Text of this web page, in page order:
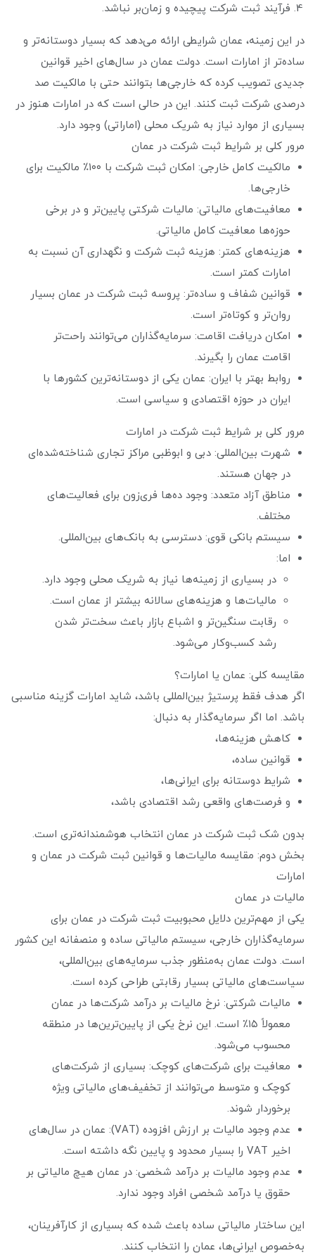
فرآیند ثبت شرکت پیچیده و زمان‌بر نباشد.
در این زمینه، عمان شرایطی ارائه می‌دهد که بسیار دوستانه‌تر و
ساده‌تر از امارات است. دولت عمان در سال‌های اخیر قوانین
جدیدی تصویب کرده که خارجی‌ها بتوانند حتی با مالکیت صد
درصدی شرکت ثبت کنند. این در حالی است که در امارات هنوز در
بسیاری از موارد نیاز به شریک محلی (اماراتی) وجود دارد.
مرور کلی بر شرایط ثبت شرکت در عمان
مالکیت کامل خارجی: امکان ثبت شرکت با ۱۰۰٪ مالکیت برای
خارجی‌ها.
معافیت‌های مالیاتی: مالیات شرکتی پایین‌تر و در برخی
حوزه‌ها معافیت کامل مالیاتی.
هزینه‌های کمتر: هزینه ثبت شرکت و نگهداری آن نسبت به
امارات کمتر است.
قوانین شفاف و ساده‌تر: پروسه ثبت شرکت در عمان بسیار
روان‌تر و کوتاه‌تر است.
امکان دریافت اقامت: سرمایه‌گذاران می‌توانند راحت‌تر
اقامت عمان را بگیرند.
روابط بهتر با ایران: عمان یکی از دوستانه‌ترین کشورها با
ایران در حوزه اقتصادی و سیاسی است.
مرور کلی بر شرایط ثبت شرکت در امارات
شهرت بین‌المللی: دبی و ابوظبی مراکز تجاری شناخته‌شده‌ای
در جهان هستند.
مناطق آزاد متعدد: وجود ده‌ها فری‌زون برای فعالیت‌های
مختلف.
سیستم بانکی قوی: دسترسی به بانک‌های بین‌المللی.
اما:
در بسیاری از زمینه‌ها نیاز به شریک محلی وجود دارد.
مالیات‌ها و هزینه‌های سالانه بیشتر از عمان است.
رقابت سنگین‌تر و اشباع بازار باعث سخت‌تر شدن
رشد کسب‌وکار می‌شود.
مقایسه کلی: عمان یا امارات؟
اگر هدف فقط پرستیژ بین‌المللی باشد، شاید امارات گزینه مناسبی
باشد. اما اگر سرمایه‌گذار به دنبال:
کاهش هزینه‌ها،
قوانین ساده،
شرایط دوستانه برای ایرانی‌ها،
و فرصت‌های واقعی رشد اقتصادی باشد،
بدون شک ثبت شرکت در عمان انتخاب هوشمندانه‌تری است.
بخش دوم: مقایسه مالیات‌ها و قوانین ثبت شرکت در عمان و
امارات
مالیات در عمان
یکی از مهم‌ترین دلایل محبوبیت ثبت شرکت در عمان برای
سرمایه‌گذاران خارجی، سیستم مالیاتی ساده و منصفانه این کشور
است. دولت عمان به‌منظور جذب سرمایه‌های بین‌المللی،
سیاست‌های مالیاتی بسیار رقابتی طراحی کرده است.
مالیات شرکتی: نرخ مالیات بر درآمد شرکت‌ها در عمان
معمولاً ۱۵٪ است. این نرخ یکی از پایین‌ترین‌ها در منطقه
محسوب می‌شود.
معافیت برای شرکت‌های کوچک: بسیاری از شرکت‌های
کوچک و متوسط می‌توانند از تخفیف‌های مالیاتی ویژه
برخوردار شوند.
عدم وجود مالیات بر ارزش افزوده (VAT): عمان در سال‌های
اخیر VAT را بسیار محدود و پایین نگه داشته است.
عدم وجود مالیات بر درآمد شخصی: در عمان هیچ مالیاتی بر
حقوق یا درآمد شخصی افراد وجود ندارد.
این ساختار مالیاتی ساده باعث شده که بسیاری از کارآفرینان،
به‌خصوص ایرانی‌ها، عمان را انتخاب کنند.